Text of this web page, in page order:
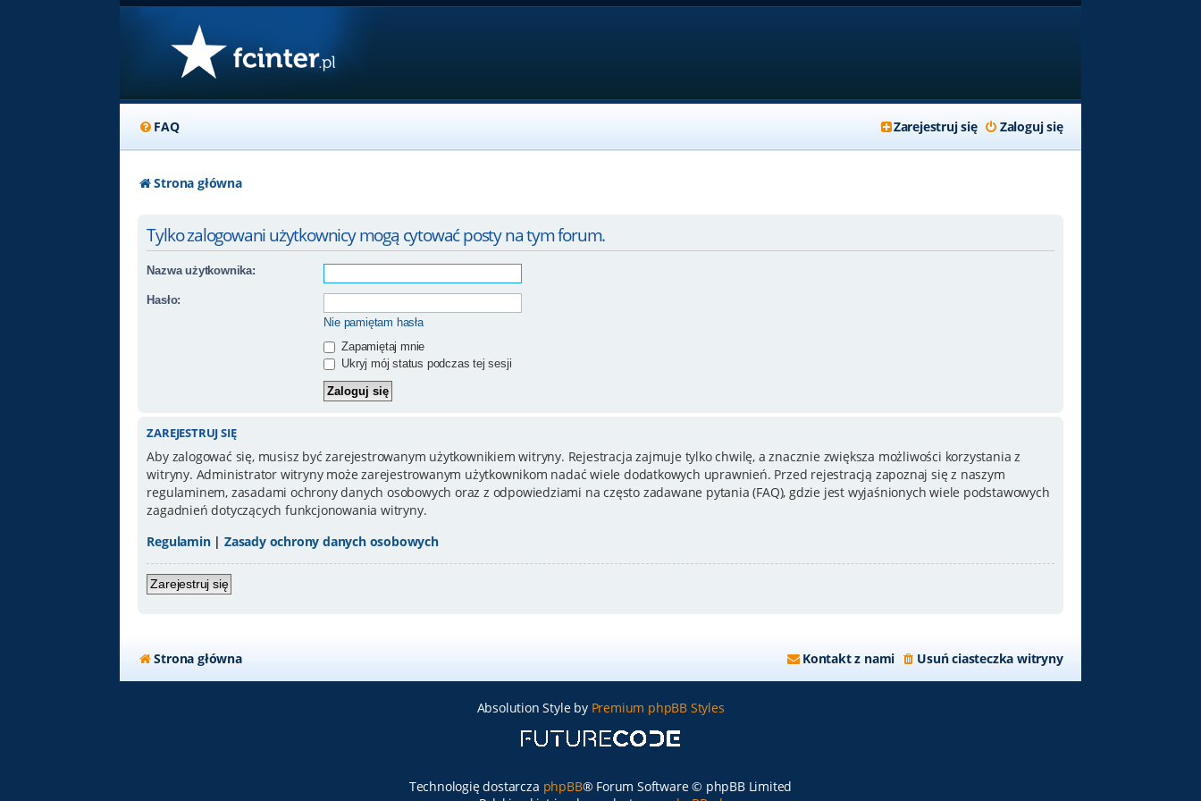
FAQ Zaloguj się
Zarejestruj się
Strona główna
Tylko zalogowani użytkownicy mogą cytować posty na tym forum.
Nazwa użytkownika:
Hasło:
Nie pamiętam hasła
Zapamiętaj mnie
Ukryj mój status podczas tej sesji
ZAREJESTRUJ SIĘ
Aby zalogować się, musisz być zarejestrowanym użytkownikiem witryny. Rejestracja zajmuje tylko chwilę, a znacznie zwiększa możliwości korzystania z
witryny. Administrator witryny może zarejestrowanym użytkownikom nadać wiele dodatkowych uprawnień. Przed rejestracją zapoznaj się z naszym
regulaminem, zasadami ochrony danych osobowych oraz z odpowiedziami na często zadawane pytania (FAQ), gdzie jest wyjaśnionych wiele podstawowych
zagadnień dotyczących funkcjonowania witryny.
Regulamin|Zasady ochrony danych osobowych
Zarejestruj się
Strona główna Usuń ciasteczka witryny
Kontakt z nami
Absolution Style by Premium phpBB Styles
Technologię dostarcza phpBB® Forum Software © phpBB Limited